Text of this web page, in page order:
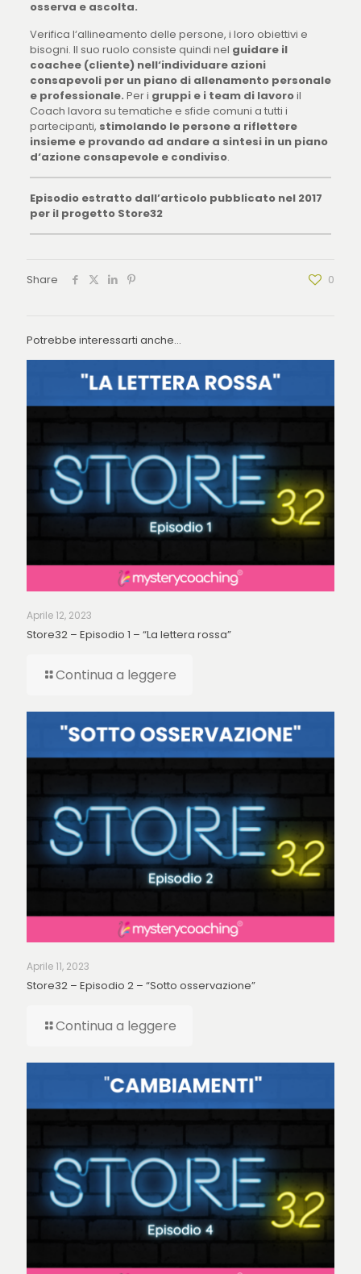
osserva e ascolta.
Verifica l‘allineamento delle persone, i loro obiettivi e
bisogni. Il suo ruolo consiste quindi nel guidare il
coachee (cliente) nell‘individuare azioni
consapevoli per un piano di allenamento personale
e professionale. Per i gruppi e i team di lavoroil
Coach lavora su tematiche e sfide comuni a tutti i
partecipanti, stimolando le persone a riflettere
insieme e provando ad andare a sintesi in un piano
d‘azione consapevole e condiviso.
Episodio estratto dall’articolo pubblicato nel 2017
per il progetto Store32
Share 0
Potrebbe interessarti anche...
Aprile 12, 2023
Store32 – Episodio 1 – “La lettera rossa”
Continua a leggere
Aprile 11, 2023
Store32 – Episodio 2 – “Sotto osservazione”
Continua a leggere